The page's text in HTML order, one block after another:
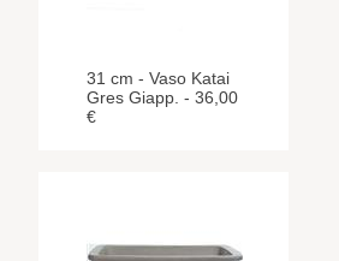
31 cm - Vaso Katai
Gres Giapp. - 36,00
€